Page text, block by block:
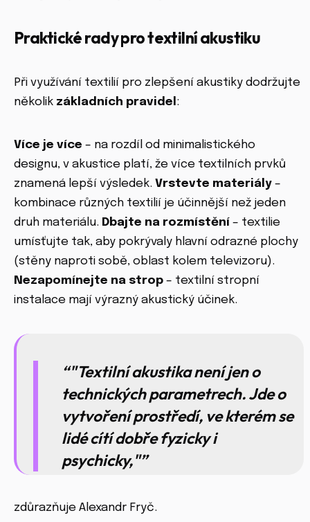
Praktické rady pro textilní akustiku
Při využívání textilií pro zlepšení akustiky dodržujte
několik základních pravidel :
Více je více – na rozdíl od minimalistického
designu, v akustice platí, že více textilních prvků
znamená lepší výsledek. Vrstevte materiály –
kombinace různých textilií je účinnější než jeden
druh materiálu. Dbajte na rozmístění – textilie
umísťujte tak, aby pokrývaly hlavní odrazné plochy
(stěny naproti sobě, oblast kolem televizoru).
Nezapomínejte na strop – textilní stropní
instalace mají výrazný akustický účinek.
"Textilní akustika není jen o
technických parametrech. Jde o
vytvoření prostředí, ve kterém se
lidé cítí dobře fyzicky i
psychicky,"
zdůrazňuje Alexandr Fryč.